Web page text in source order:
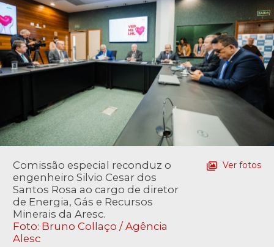
Comissão especial reconduz o
engenheiro Silvio Cesar dos
Santos Rosa ao cargo de diretor
de Energia, Gás e Recursos
Minerais da Aresc.
Foto: Bruno Collaço / Agência
Alesc
Ver fotos